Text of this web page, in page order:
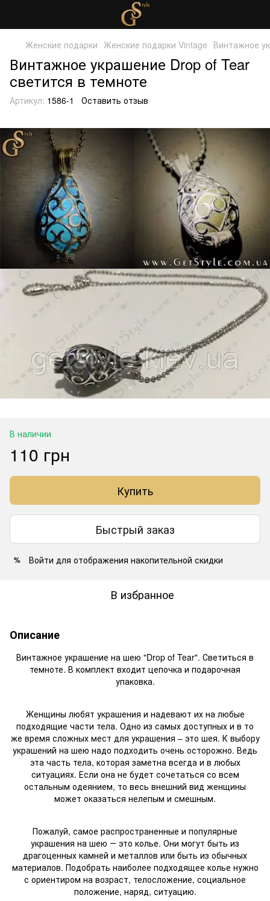
Женские подарки Женские подарки Vintage Винтажное
Винтажное украшение Drop of Tear
светится в темноте
Артикул: 1586-1 Оставить отзыв
В наличии
110 грн
Купить
Быстрый заказ
% Войти для отображения накопительной скидки
В избранное
Описание
Винтажное украшение на шею "Drop of Tear". Светиться в
темноте. В комплект входит цепочка и подарочная
упаковка.
Женщины любят украшения и надевают их на любые
подходящие части тела. Одно из самых доступных и в то
же время сложных мест для украшения – это шея. К выбору
украшений на шею надо подходить очень осторожно. Ведь
эта часть тела, которая заметна всегда и в любых
ситуациях. Если она не будет сочетаться со всем
остальным одеянием, то весь внешний вид женщины
может оказаться нелепым и смешным.
Пожалуй, самое распространенные и популярные
украшения на шею ― это колье. Они могут быть из
драгоценных камней и металлов или быть из обычных
материалов. Подобрать наиболее подходящее колье нужно
с ориентиром на возраст, телосложение, социальное
положение, наряд, ситуацию.